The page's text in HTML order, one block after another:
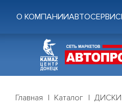
О КОМПАНИИАВТОСЕРВИС
Главная Каталог ДИСКИ